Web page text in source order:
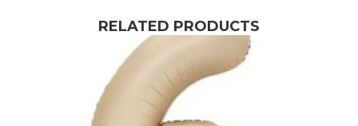
RELATED PRODUCTS